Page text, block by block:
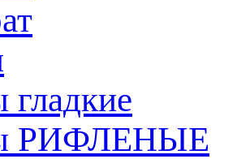
РИФЛЕНЫЕ